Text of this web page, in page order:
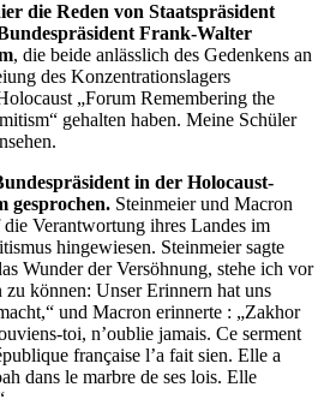
die Reden von Staatspräsident
Frank-Walter
, die beide anlässlich des Gedenkens an
des Konzentrationslagers
„Forum Remembering the
gehalten haben. Meine Schüler
in der Holocaust-
gesprochen. Steinmeier und Macron
die Verantwortung ihres Landes im
hingewiesen. Steinmeier sagte
Wunder der Versöhnung, stehe ich vor
zu können: Unser Erinnern hat uns
und Macron erinnerte : „Zakhor
toi, n’oublie jamais. Ce serment
française l’a fait sien. Elle a
dans le marbre de ses lois. Elle